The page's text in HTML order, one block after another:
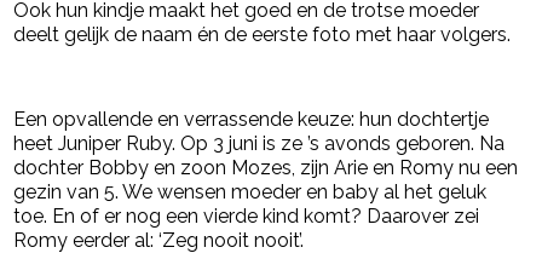
Ook hun kindje maakt het goed en de trotse moeder
deelt gelijk de naam én de eerste foto met haar volgers.
Een opvallende en verrassende keuze: hun dochtertje
heet Juniper Ruby. Op 3 juni is ze ’s avonds geboren. Na
dochter Bobby en zoon Mozes, zijn Arie en Romy nu een
gezin van 5. We wensen moeder en baby al het geluk
toe. En of er nog een vierde kind komt? Daarover zei
Romy eerder al: ‘Zeg nooit nooit’.